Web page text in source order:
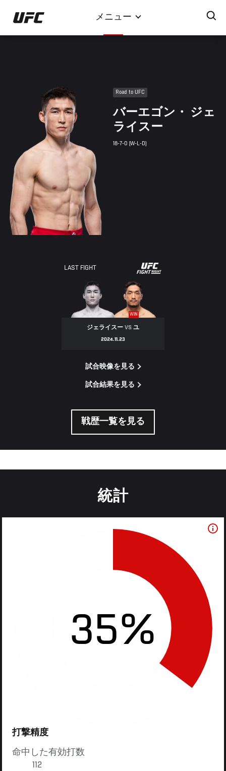
イ
ン
メニュー
Road to UFC
バーエゴン・ ジェ
ライスー
18-7-0 (W-L-D)
LAST FIGHT
UFC
FIGHT
NIGHT
WIN
ジェライスー VSユ
2024.11.23
試合映像を見る
試合結果を見る
戦歴一覧を見る
統計
35%
打撃精度
命中した有効打数
112